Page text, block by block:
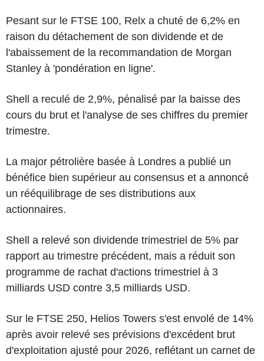
Pesant sur le FTSE 100, Relx a chuté de 6,2% en
raison du détachement de son dividende et de
l'abaissement de la recommandation de Morgan
Stanley à 'pondération en ligne'.
Shell a reculé de 2,9%, pénalisé par la baisse des
cours du brut et l'analyse de ses chiffres du premier
trimestre.
La major pétrolière basée à Londres a publié un
bénéfice bien supérieur au consensus et a annoncé
un rééquilibrage de ses distributions aux
actionnaires.
Shell a relevé son dividende trimestriel de 5% par
rapport au trimestre précédent, mais a réduit son
programme de rachat d'actions trimestriel à 3
milliards USD contre 3,5 milliards USD.
Sur le FTSE 250, Helios Towers s'est envolé de 14%
après avoir relevé ses prévisions d'excédent brut
d'exploitation ajusté pour 2026, reflétant un carnet de